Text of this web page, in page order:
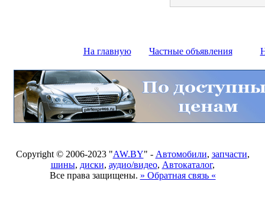
На главную Частные объявления
Copyright © 2006-2023 "AW.BY" - Автомобили, запчасти,
шины, диски, аудио/видео, Автокаталог,
Все права защищены. » Обратная связь «